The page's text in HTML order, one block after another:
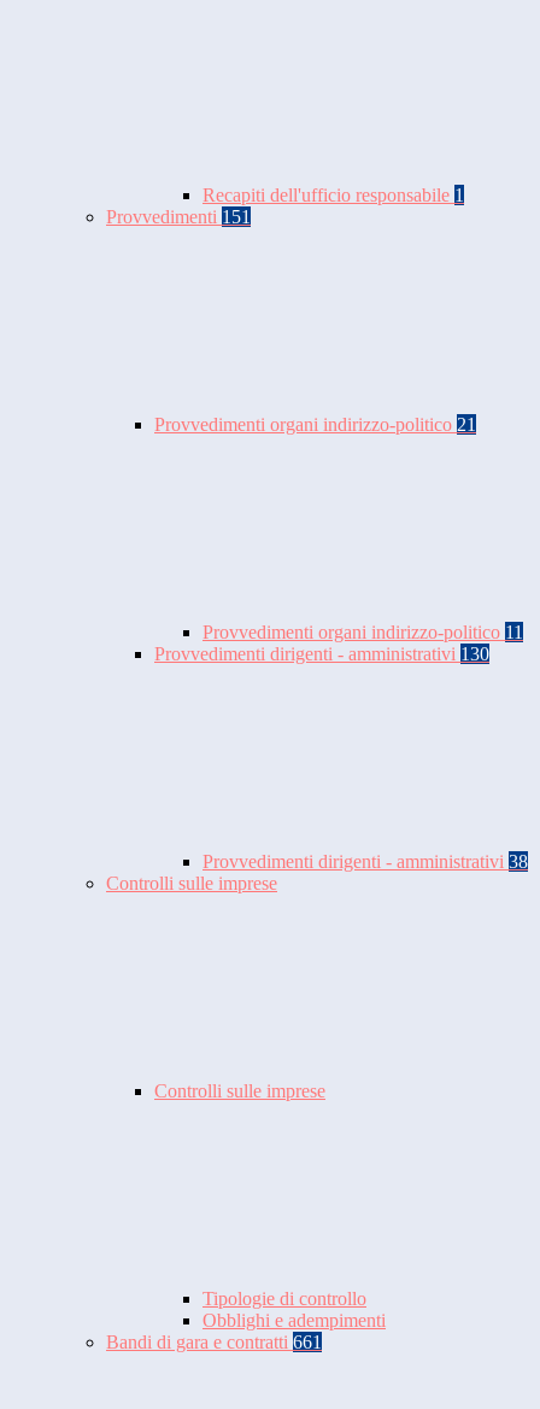
Recapiti dell'ufficio responsabile 1
Provvedimenti 151
Provvedimenti organi indirizzo-politico 21
Provvedimenti organi indirizzo-politico 11
Provvedimenti dirigenti - amministrativi 130
Provvedimenti dirigenti - amministrativi 38
Controlli sulle imprese
Controlli sulle imprese
Tipologie di controllo
Obblighi e adempimenti
Bandi di gara e contratti 661